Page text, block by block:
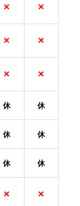
× ×
× ×
× ×
休 休
休 休
休 休
× ×